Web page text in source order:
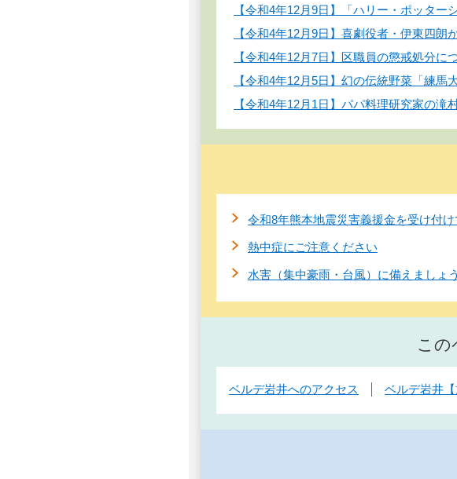
【令和4年12月9日】「ハリー・ポッタ
【令和4年12月9日】喜劇役者・伊東四
【令和4年12月7日】区職員の懲戒処分に
【令和4年12月5日】幻の伝統野菜「練
【令和4年12月1日】パパ料理研究家の
令和8年熊本地震災害義援金を受け付け
熱中症にご注意ください
水害（集中豪雨・台風）に備えましょう
この
ベルデ岩井へのアクセス ベルデ岩井【